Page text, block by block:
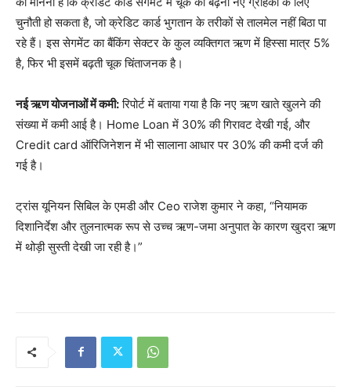
चुनौती हो सकता है, जो क्रेडिट कार्ड भुगतान के तरीकों से तालमेल नहीं बिठा पा
रहे हैं। इस सेगमेंट का बैंकिंग सेक्टर के कुल व्यक्तिगत ऋण में हिस्सा मात्र 5%
है, फिर भी इसमें बढ़ती चूक चिंताजनक है।
नई ऋण योजनाओं में कमी:रिपोर्ट में बताया गया है कि नए ऋण खाते खुलने की
संख्या में कमी आई है। Home Loan में 30% की गिरावट देखी गई, और
Credit card ऑरिजिनेशन में भी सालाना आधार पर 30% की कमी दर्ज की
गई है।
ट्रांस यूनियन सिबिल के एमडी और Ceo राजेश कुमार ने कहा, “नियामक
दिशानिर्देश और तुलनात्मक रूप से उच्च ऋण-जमा अनुपात के कारण खुदरा ऋण
में थोड़ी सुस्ती देखी जा रही है।”